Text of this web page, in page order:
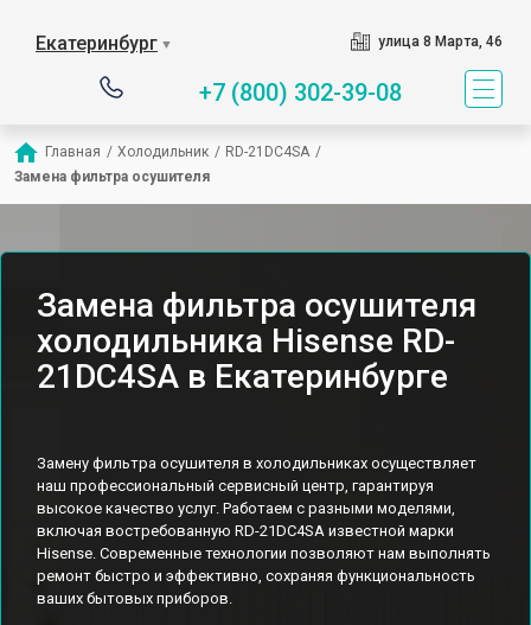
Екатеринбург ▼ улица 8 Марта, 46
+7 (800) 302-39-08
Главная / Холодильник / RD-21DC4SA /
Замена фильтра осушителя
Замена фильтра осушителя
холодильника Hisense RD-
21DC4SA в Екатеринбурге
Замену фильтра осушителя в холодильниках осуществляет
наш профессиональный сервисный центр, гарантируя
высокое качество услуг. Работаем с разными моделями,
включая востребованную RD-21DC4SA известной марки
Hisense. Современные технологии позволяют нам выполнять
ремонт быстро и эффективно, сохраняя функциональность
ваших бытовых приборов.